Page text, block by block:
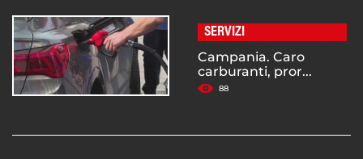
SERVIZI
Campania. Caro
carburanti, pror...
88